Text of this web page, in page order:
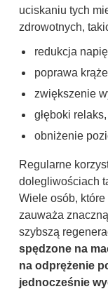
uciskaniu tych
zdrowotnych,
redukcja
poprawa
zwiększenie
głęboki relaks,
obniżenie
Regularne
dolegliwościach
Wiele osób,
zauważa
szybszą
spędzone na
na odprężenie
jednocześnie